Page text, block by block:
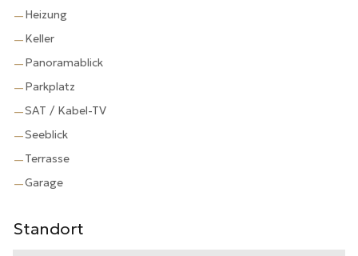
—Heizung
—Keller
—Panoramablick
—Parkplatz
—SAT / Kabel-TV
—Seeblick
—Terrasse
—Garage
Standort